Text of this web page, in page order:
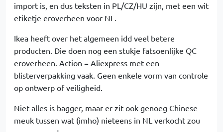
import is, en dus teksten in PL/CZ/HU zijn, met een wit
etiketje eroverheen voor NL.
Ikea heeft over het algemeen idd veel betere
producten. Die doen nog een stukje fatsoenlijke QC
eroverheen. Action = Aliexpress met een
blisterverpakking vaak. Geen enkele vorm van controle
op ontwerp of veiligheid.
Niet alles is bagger, maar er zit ook genoeg Chinese
meuk tussen wat (imho) nieteens in NL verkocht zou